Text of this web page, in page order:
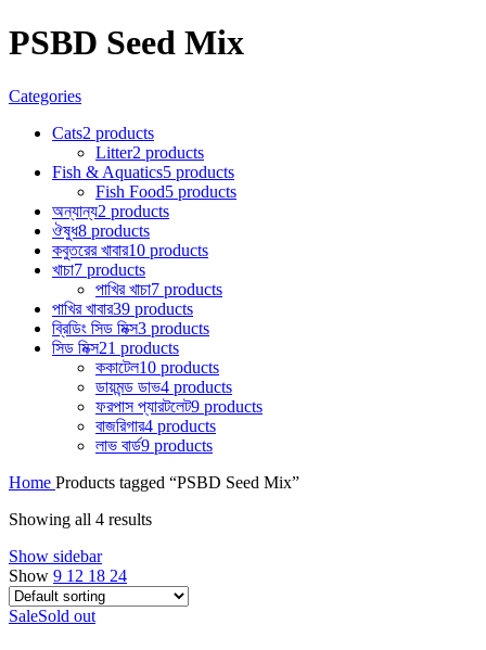
PSBD Seed Mix
Categories
Cats2 products
Litter2 products
Fish & Aquatics5 products
Fish Food5 products
অন্যান্য2 products
ঔষুধ8 products
কবুতরের খাবার10 products
খাচা7 products
পাখির খাচা7 products
পাখির খাবার39 products
ব্রিডিং সিড মিক্স3 products
সিড মিক্স21 products
ককাটেল10 products
ডায়মন্ড ডাভ4 products
ফরপাস প্যারটলেট9 products
বাজরিগার4 products
লাভ বার্ড9 products
Home Products tagged “PSBD Seed Mix”
Showing all 4 results
Show sidebar
Show 9 12 18 24
SaleSold out